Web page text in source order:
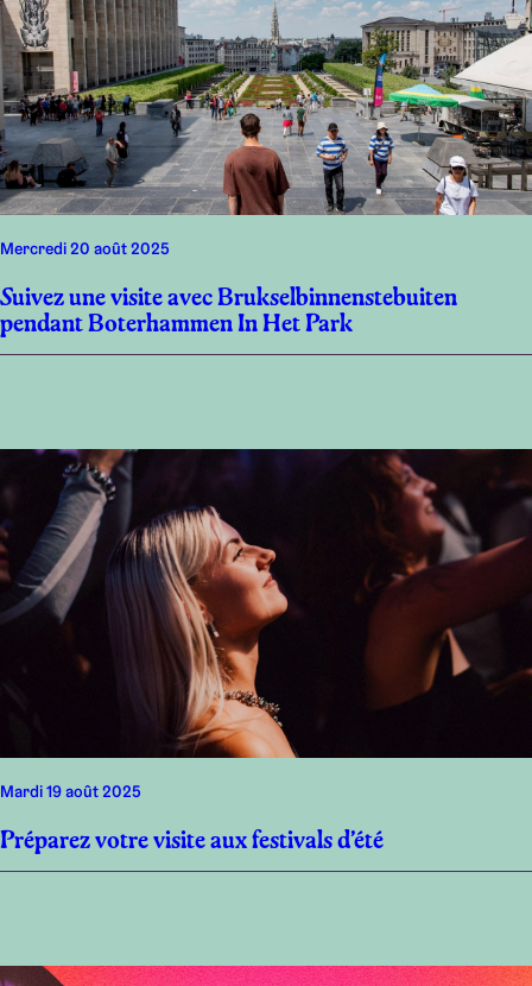
mercredi 20 août 2025
Suivez une visite avec Brukselbinnenstebuiten
pendant Boterhammen In Het Park
mardi 19 août 2025
Préparez votre visite aux festivals d’été